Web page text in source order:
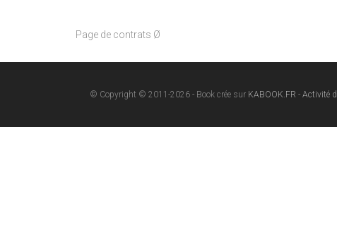
Page de contrats Ø
© Copyright © 2011-2026 - Book crée sur KABOOK.FR - Activité